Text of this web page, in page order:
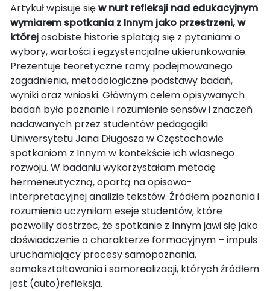
Artykuł wpisuje sięw nurt refleksji nad edukacyjnym
wymiarem spotkania z Innym jako przestrzeni, w
którejosobiste historie splatają się z pytaniami o
wybory, wartości i egzystencjalne ukierunkowanie.
Prezentuje teoretyczne ramy podejmowanego
zagadnienia, metodologiczne podstawy badań,
wyniki oraz wnioski. Głównym celem opisywanych
badań było poznanie i rozumienie sensów i znaczeń
nadawanych przez studentów pedagogiki
Uniwersytetu Jana Długosza w Częstochowie
spotkaniom z Innym w kontekście ich własnego
rozwoju. W badaniu wykorzystałam metodę
hermeneutyczną, opartą na opisowo-
interpretacyjnej analizie tekstów. Źródłem poznania i
rozumienia uczyniłam eseje studentów, które
pozwoliły dostrzec, że spotkanie z Innym jawi się jako
doświadczenie o charakterze formacyjnym – impuls
uruchamiający procesy samopoznania,
samokształtowania i samorealizacji, których źródłem
jest (auto)refleksja.